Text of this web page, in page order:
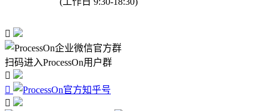

扫码进入ProcessOn用户群


